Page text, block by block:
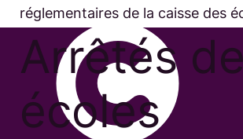
réglementaires de la caisse des
Arrêtés
écoles